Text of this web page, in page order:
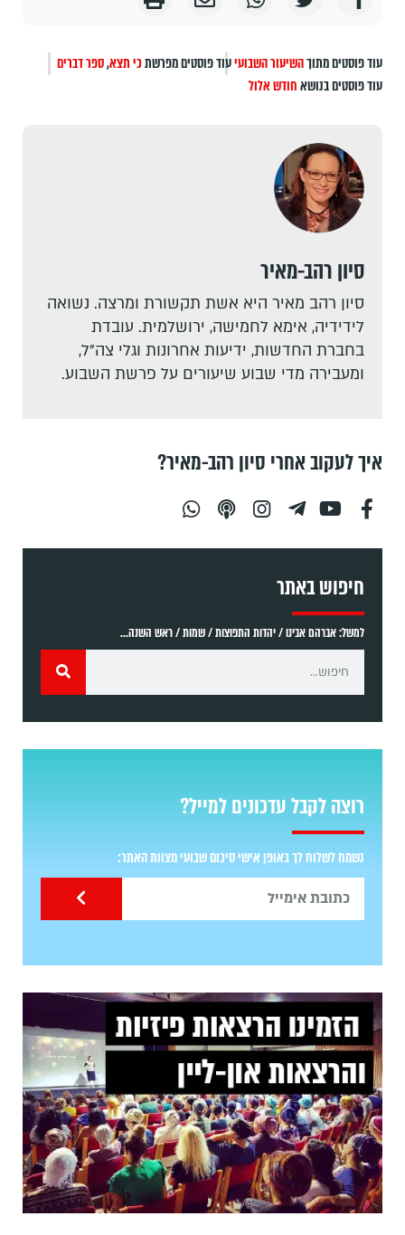
עוד פוסטים מתוךהשיעור השבועיעוד פוסטים מפרשתכי תצא,ספר דברים
עוד פוסטים בנושאחודש אלול
סיון רהב-מאיר
סיון רהב מאיר היא אשת תקשורת ומרצה. נשואה
לידידיה, אימא לחמישה, ירושלמית. עובדת
בחברת החדשות, ידיעות אחרונות וגלי צה"ל,
ומעבירה מדי שבוע שיעורים על פרשת השבוע.
איך לעקוב אחרי סיון רהב-מאיר?
חיפוש באתר
למשל: אברהם אבינו / יהדות התפוצות / שמות / ראש השנה...
רוצה לקבל עדכונים למייל?
נשמח לשלוח לך באופן אישי סיכום שבועי מצוות האתר: